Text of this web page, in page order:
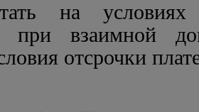
на
при взаимной
отсрочки